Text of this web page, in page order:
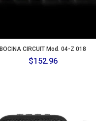
BOCINA CIRCUIT Mod. 04-Z 018
$152.96